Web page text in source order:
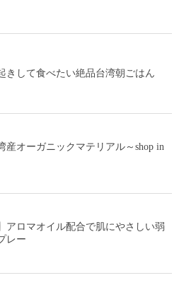
きして食べたい絶品台湾朝ごはん
産オーガニックマテリアル～shop in
アロマオイル配合で肌にやさしい弱
レー